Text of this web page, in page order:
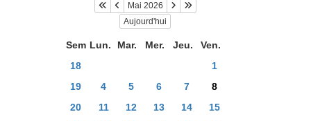
Mai 2026
Aujourd'hui
Sem Lun. Mar. Mer. Jeu.
Ven.
18
1
19
4 5 6 7
8
20
11 12 13 14
15